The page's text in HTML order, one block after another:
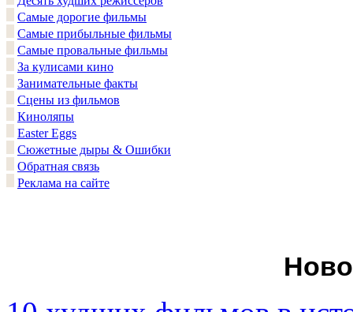
Самые дорогие фильмы
Самые прибыльные фильмы
Самые провальные фильмы
За кулисами кино
Занимательные факты
Сцены из фильмов
Киноляпы
Easter Eggs
Сюжетные дыры & Ошибки
Обратная связь
Реклама на сайте